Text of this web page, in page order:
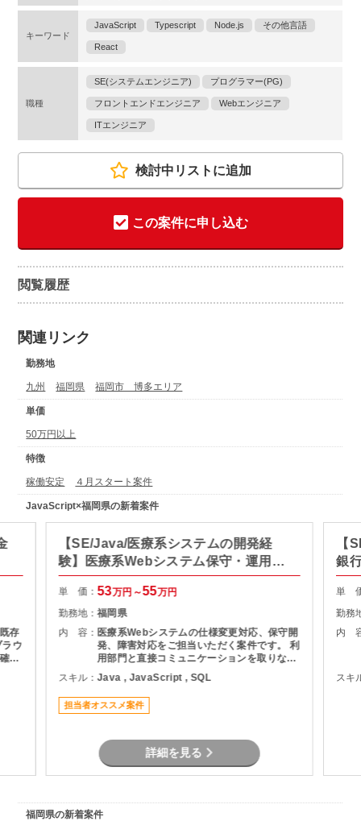
キーワード
JavaScript Typescript Node.js その他言語
React
職種
SE(システムエンジニア) プログラマー(PG)
フロントエンドエンジニア Webエンジニア
ITエンジニア
検討中リストに追加
この案件に申し込む
閲覧履歴
関連リンク
勤務地
九州 福岡県 福岡市 博多エリア
単価
50万円以上
特徴
稼働安定 ４月スタート案件
JavaScript×福岡県の新着案件
存
ウ
【SE/Java/医療系システムの開発経
験】医療系Webシステム保守・運用支
援
単 価：53万円～55万円
勤務地：福岡県
内 容： 医療系Webシステムの仕様変更対応、保守開
発、障害対応をご担当いただく案件です。 利
用部門と直接コミュニケーションを取りなが
ら、調査・原因分析・改修対応を実施してい
ただきます。 設計から保守運用まで幅広い経
験を活かせるため、Webシステム全体を見な
がら業務を進めたい方におすすめです。
スキル：Java , JavaScript , SQL
担当者オススメ案件
詳細を見る
【
銀
単
勤務
内
スキ
福岡県の新着案件